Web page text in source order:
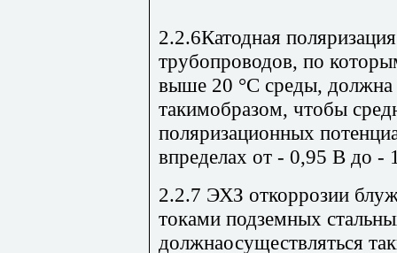
2.2.6Катодная
трубопроводов, по
выше 20 °С среды, должна
такимобразом, чтобы
поляризационных
впределах от - 0,95 В до -
2.2.7 ЭХЗ откоррозии
токами подземных
должнаосуществляться